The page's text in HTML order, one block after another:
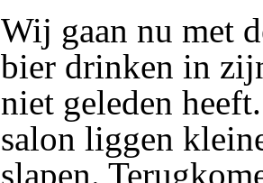
Wij gaan nu met
bier drinken in
niet geleden
salon liggen
slapen.